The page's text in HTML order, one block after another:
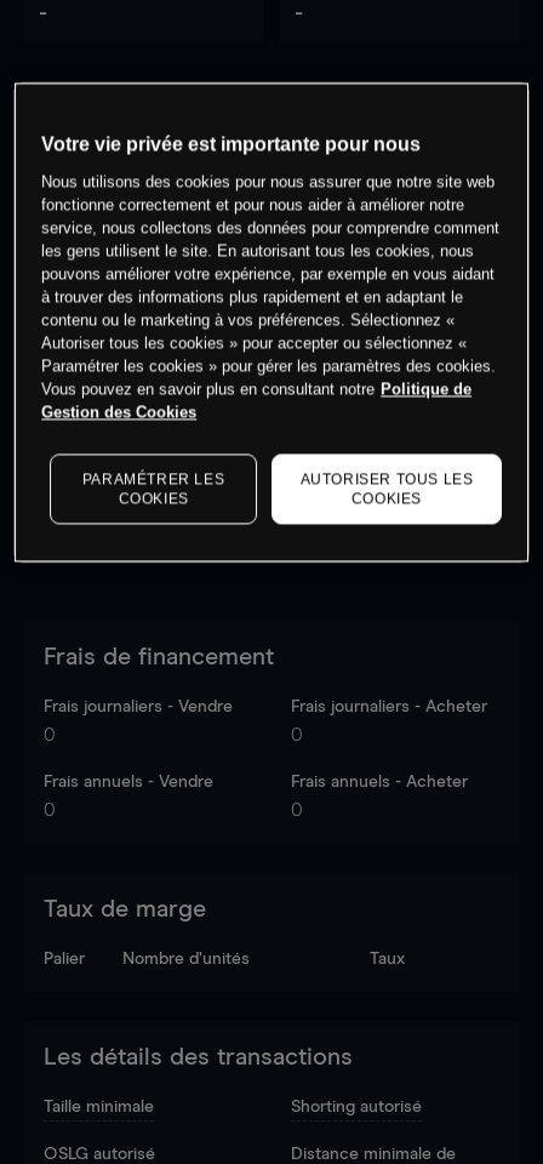
- -
cet actif
Commencez à trader
Les prix sont indicatifs.Connectez-vous pour voir les
dernières données du marché.
Frais de financement
Frais journaliers - Vendre
0
Frais journaliers - Acheter
0
Frais annuels - Vendre
0
Frais annuels - Acheter
0
Taux de marge
Palier Nombre d’unités Taux
Les détails des transactions
Taille minimale Shorting autorisé
OSLG autorisé
Distance minimale de
Votre vie privée est importante pour nous
Nous utilisons des cookies pour nous assurer que notre site web
fonctionne correctement et pour nous aider à améliorer notre
service, nous collectons des données pour comprendre comment
les gens utilisent le site. En autorisant tous les cookies, nous
pouvons améliorer votre expérience, par exemple en vous aidant
à trouver des informations plus rapidement et en adaptant le
contenu ou le marketing à vos préférences. Sélectionnez «
Autoriser tous les cookies » pour accepter ou sélectionnez «
Paramétrer les cookies » pour gérer les paramètres des cookies.
Vous pouvez en savoir plus en consultant notre Politique de
Gestion des Cookies
PARAMÉTRER LES
COOKIES
AUTORISER TOUS LES
COOKIES